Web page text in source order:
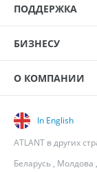
ПОДДЕРЖКА
БИЗНЕСУ
О КОМПАНИИ
In English
ATLANT в других
Беларусь , Молдова ,